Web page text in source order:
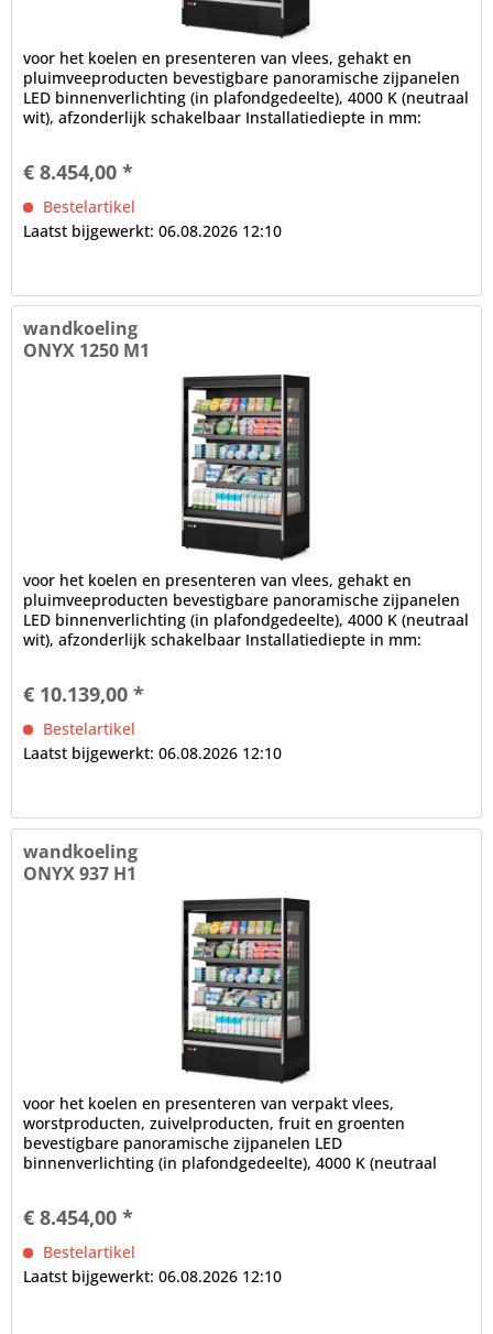
voor het koelen en presenteren van vlees, gehakt en
pluimveeproducten bevestigbare panoramische zijpanelen
LED binnenverlichting (in plafondgedeelte), 4000 K (neutraal
wit), afzonderlijk schakelbaar Installatiediepte in mm:
€ 8.454,00 *
Bestelartikel
Laatst bijgewerkt: 06.08.2026 12:10
wandkoeling
ONYX 1250 M1
voor het koelen en presenteren van vlees, gehakt en
pluimveeproducten bevestigbare panoramische zijpanelen
LED binnenverlichting (in plafondgedeelte), 4000 K (neutraal
wit), afzonderlijk schakelbaar Installatiediepte in mm:
€ 10.139,00 *
Bestelartikel
Laatst bijgewerkt: 06.08.2026 12:10
wandkoeling
ONYX 937 H1
voor het koelen en presenteren van verpakt vlees,
worstproducten, zuivelproducten, fruit en groenten
bevestigbare panoramische zijpanelen LED
binnenverlichting (in plafondgedeelte), 4000 K (neutraal
€ 8.454,00 *
Bestelartikel
Laatst bijgewerkt: 06.08.2026 12:10